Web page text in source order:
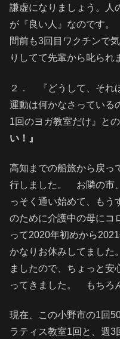
謙虚になりましょう。人
が『良い人』なのです
間前も3回目ワクチンで
りしてて先輩から叱られ
２． 『どうして、それ
運動は何かなさっている
1回のヨガ教室だけ』との
い！』
高知までの船旅から戻っ
行しました。 お隣の市、
っそく通い始めて、もう
のために介護中の母にコ
って2020年初めから
かなりお休みしてました
ましたので、ちょっと安
ってきました。 もちろ
現在、この小野市の1回
ラティス教室1回と、週